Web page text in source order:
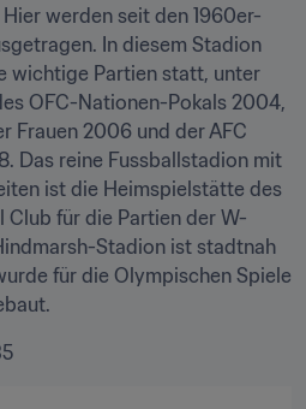
werden seit den 1960er-
In diesem Stadion
wichtige Partien statt, unter
OFC-Nationen-Pokals 2004,
Frauen 2006 und der AFC
Das reine Fussballstadion mit
ist die Heimspielstätte des
für die Partien der W-
Stadion ist stadtnah
für die Olympischen Spiele